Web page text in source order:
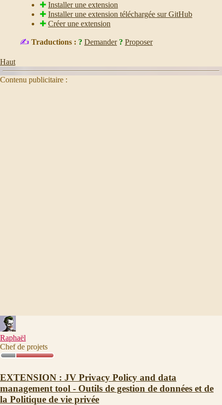
✚ Installer une extension
✚ Installer une extension téléchargée sur GitHub
✚ Créer une extension
✍ Traductions : ? Demander ? Proposer
Haut
Contenu publicitaire :
Raphaël
Chef de projets
EXTENSION : JV Privacy Policy and data
management tool - Outils de gestion de données et de
la Politique de vie privée